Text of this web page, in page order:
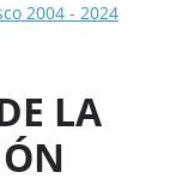
2004 - 2024
LA